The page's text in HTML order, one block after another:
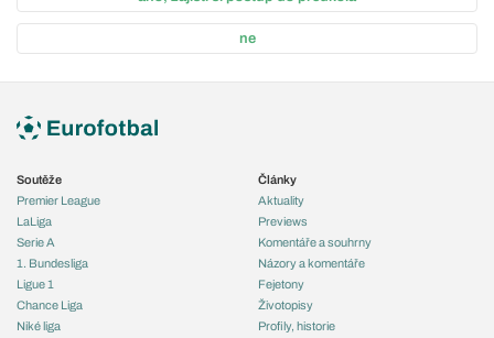
ne
Soutěže
Premier League
LaLiga
Serie A
1. Bundesliga
Ligue 1
Chance Liga
Niké liga
Články
Aktuality
Previews
Komentáře a souhrny
Názory a komentáře
Fejetony
Životopisy
Profily, historie